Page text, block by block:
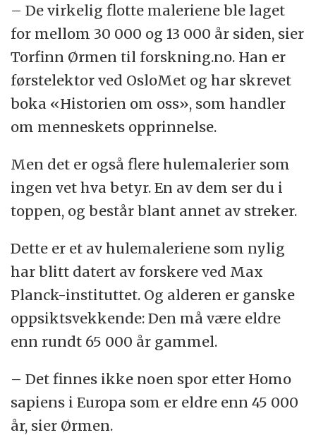
– De virkelig flotte maleriene ble laget
for mellom 30 000 og 13 000 år siden, sier
Torfinn Ørmen til forskning.no. Han er
førstelektor ved OsloMet og har skrevet
boka «Historien om oss», som handler
om menneskets opprinnelse.
Men det er også flere hulemalerier som
ingen vet hva betyr. En av dem ser du i
toppen, og består blant annet av streker.
Dette er et av hulemaleriene som nylig
har blitt datert av forskere ved Max
Planck-instituttet. Og alderen er ganske
oppsiktsvekkende: Den må være eldre
enn rundt 65 000 år gammel.
– Det finnes ikke noen spor etter Homo
sapiens i Europa som er eldre enn 45 000
år, sier Ørmen.